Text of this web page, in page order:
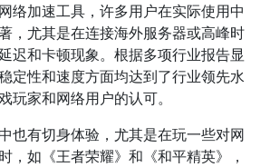
络加速工具，许多用户在实际使用中
，尤其是在连接海外服务器或高峰时
迟和卡顿现象。根据多项行业报告显
定性和速度方面均达到了行业领先水
玩家和网络用户的认可。
也有切身体验，尤其是在玩一些对网
，如《王者荣耀》和《和平精英》，